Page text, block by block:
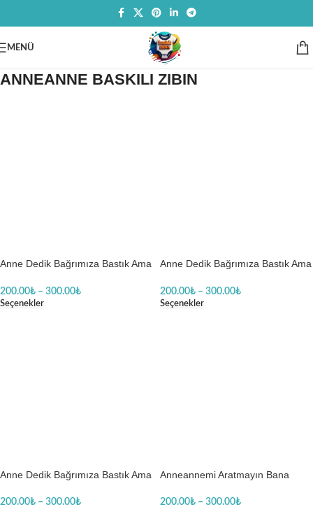
MENÜ
ANNEANNE BASKILI ZIBIN
Anne Dedik Bağrımıza Bastık Ama
Kadar Yakın Ayıcık Baskılı Body
Baskılı Zıbın
200.00₺ – 300.00₺
Seçenekler
Anne Dedik Bağrımıza Bastık Ama
Kadar Yakın Baskılı Zıbın
200.00₺ – 300.00₺
Seçenekler
Anne Dedik Bağrımıza Bastık Ama
Kadar Yakın Kız Baskılı Zıbın
200.00₺ – 300.00₺
Anneannemi Aratmayın Bana
200.00₺ – 300.00₺